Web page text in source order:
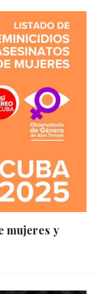
mujeres y